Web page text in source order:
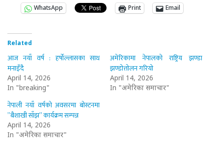
WhatsApp
Print Email
Related
आज नयाँ वर्ष : हर्षोल्लासका साथ
मनाइँदै
April 14, 2026
In "breaking"
अमेरिकामा नेपालको राष्ट्रिय झण्डा
झण्डोत्तोलन गरियो
April 14, 2026
In "अमेरिका समाचार"
नेपाली नयाँ वर्षको अवसरमा बोस्टनमा
”बैशाखी साँझ” कार्यक्रम सम्पन्न
April 14, 2026
In "अमेरिका समाचार"